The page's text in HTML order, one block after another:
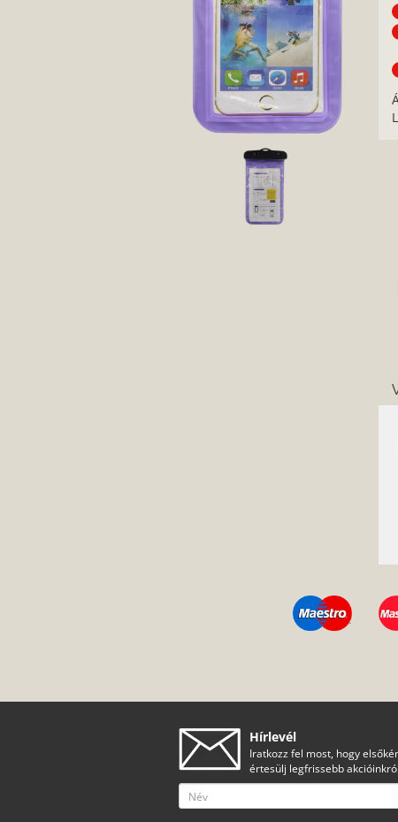
Hírlevél
Iratkozz fel most, hogy
értesülj legfrissebb